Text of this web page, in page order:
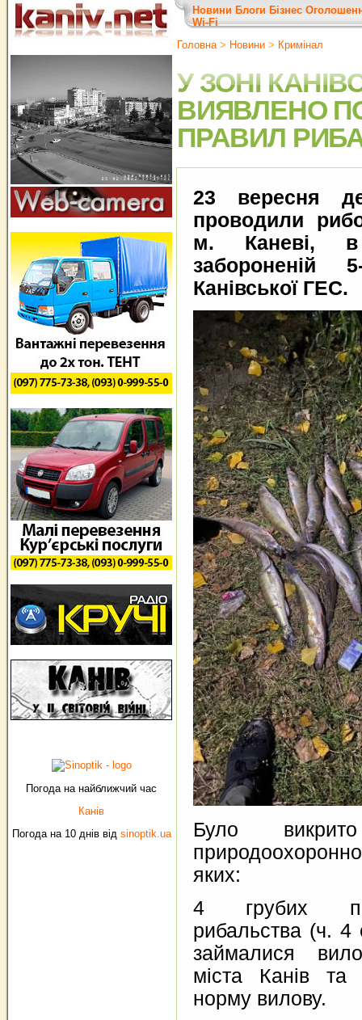
Погода на найближчий час
Канів
Погода на 10 днів від sinoptik.ua
Новини Блоги Бізнес
Wi-Fi
Головна> Новини > Кримінал
У ЗОНІ
ВИЯВЛЕНО
ПРАВИЛ
23 вересня
проводили
м. Каневі,
забороненій
Канівської ГЕС.
Було
яких:
4 грубих
рибальства (ч.
займалися
міста Канів
норму вилову.